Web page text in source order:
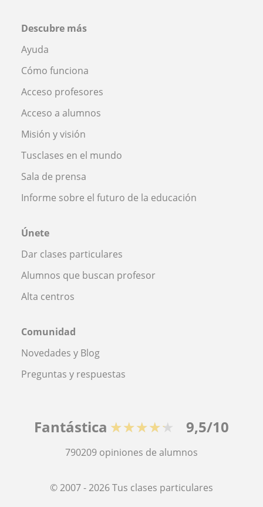
Descubre más
Ayuda
Cómo funciona
Acceso profesores
Acceso a alumnos
Misión y visión
Tusclases en el mundo
Sala de prensa
Informe sobre el futuro de la educación
Únete
Dar clases particulares
Alumnos que buscan profesor
Alta centros
Comunidad
Novedades y Blog
Preguntas y respuestas
Fantástica ★★★★★ 9,5/10
790209 opiniones de alumnos
© 2007 - 2026 Tus clases particulares